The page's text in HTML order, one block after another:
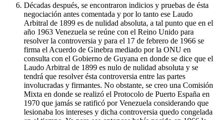
Décadas después, se encontraron indicios y pruebas de ésta
negociación antes comentada y por lo tanto ese Laudo
Arbitral de 1899 es de nulidad absoluta, a tal punto que en el
año 1963 Venezuela se reúne con el Reino Unido para
resolver la controversia y para el 17 de febrero de 1966 se
firma el Acuerdo de Ginebra mediado por la ONU en
consulta con el Gobierno de Guyana en donde se dice que el
Laudo Arbitral de 1899 es nulo de nulidad absoluta y se
tendrá que resolver ésta controversia entre las partes
involucradas y firmantes. No obstante, se creo una Comisión
Mixta en donde se realizó el Protocolo de Puerto España en
1970 que jamás se ratificó por Venezuela considerando que
lesionaba los intereses y dicha controversia quedo congelada